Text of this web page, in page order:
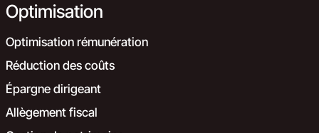
Optimisation
Optimisation rémunération
Réduction des coûts
Épargne dirigeant
Allègement fiscal